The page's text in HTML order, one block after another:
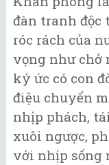
đàn tranh độc
róc rách của
vọng như chở
ký ức có con
điệu chuyển
nhịp phách,
xuôi ngược,
với nhịp sống